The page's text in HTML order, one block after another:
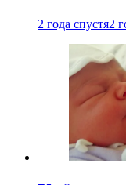
2 года спустя2